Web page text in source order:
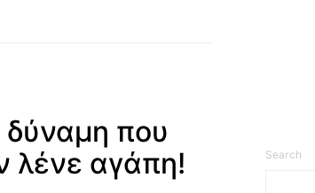
που
λένε αγάπη!
Search